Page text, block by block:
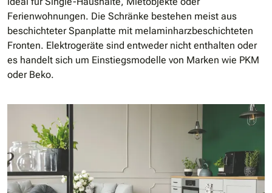
Ferienwohnungen. Die Schränke bestehen meist aus
beschichteter Spanplatte mit melaminharzbeschichteten
Fronten. Elektrogeräte sind entweder nicht enthalten oder
es handelt sich um Einstiegsmodelle von Marken wie PKM
oder Beko.